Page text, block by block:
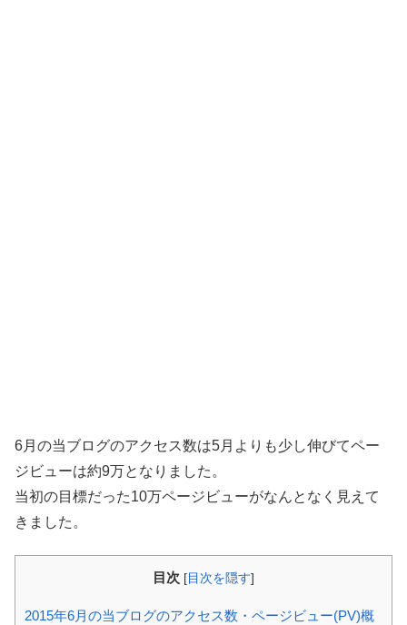
6月の当ブログのアクセス数は5月よりも少し伸びてペー
ジビューは約9万となりました。
当初の目標だった10万ページビューがなんとなく見えて
きました。
目次 [ 目次を隠す]
2015年6月の当ブログのアクセス数・ページビュー(PV)概